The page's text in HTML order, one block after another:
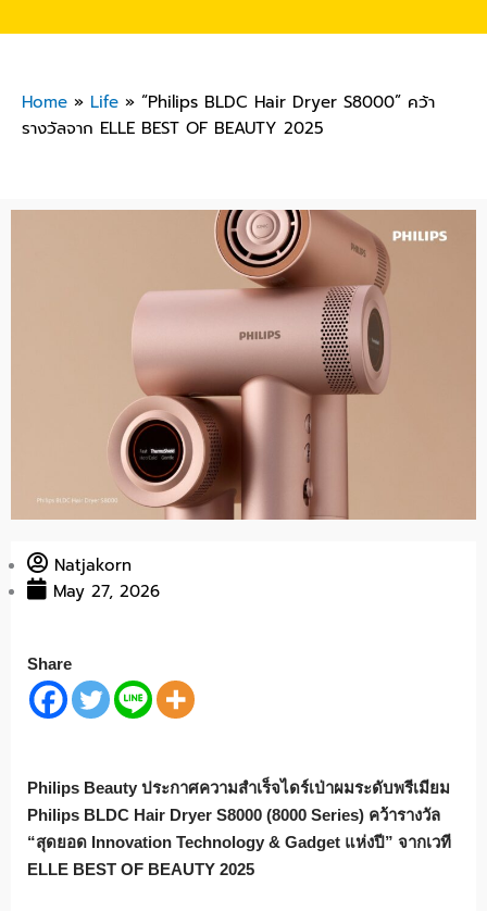
Home » Life » “Philips BLDC Hair Dryer S8000” คว้า
รางวัลจาก ELLE BEST OF BEAUTY 2025
Natjakorn
May 27, 2026
Share
Philips Beauty ประกาศความสำเร็จไดร์เป่าผมระดับพรีเมียม
Philips BLDC Hair Dryer S8000 (8000 Series) คว้ารางวัล
“สุดยอด Innovation Technology & Gadget แห่งปี” จากเวที
ELLE BEST OF BEAUTY 2025